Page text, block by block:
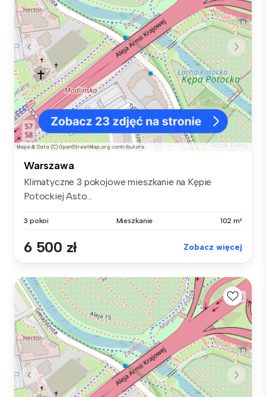
Warszawa
Klimatyczne 3 pokojowe mieszkanie na Kępie
Potockiej Asto...
3 pokoi Mieszkanie 102 m²
6 500 zł Zobacz więcej